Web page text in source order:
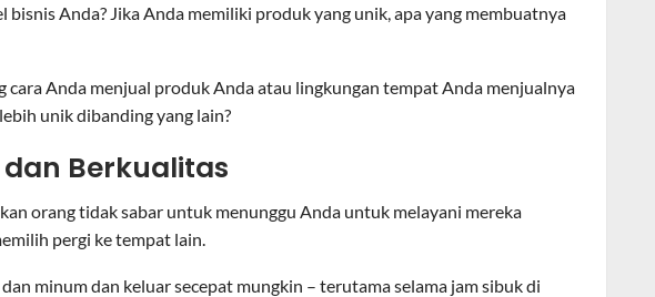
bisnis Anda? Jika Anda memiliki produk yang unik, apa yang membuatnya
cara Anda menjual produk Anda atau lingkungan tempat Anda menjualnya
unik dibanding yang lain?
Berkualitas
orang tidak sabar untuk menunggu Anda untuk melayani mereka
pergi ke tempat lain.
minum dan keluar secepat mungkin – terutama selama jam sibuk di